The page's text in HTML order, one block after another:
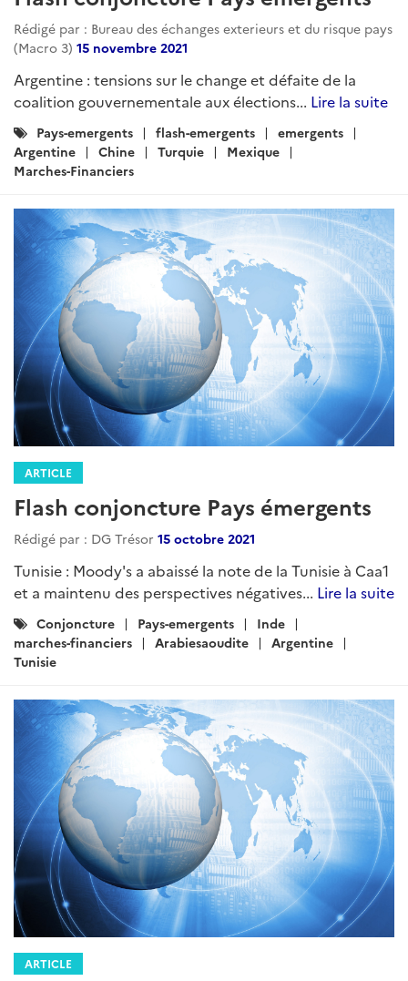
Rédigé par : Bureau des échanges exterieurs et du risque pays
(Macro 3) 15 novembre 2021
Argentine : tensions sur le change et défaite de la
coalition gouvernementale aux élections... Lire la suite
Catégories
:
Pays-emergents flash-emergents
emergents
Argentine
Chine Turquie
Mexique
Marches-Financiers
ARTICLE
Flash conjoncture Pays émergents
Rédigé par : DG Trésor 15 octobre 2021
Tunisie : Moody's a abaissé la note de la Tunisie à Caa1
et a maintenu des perspectives négatives... Lire la suite
Catégories
:
Conjoncture Pays-emergents
Inde
marches-financiers
Arabiesaoudite
Argentine
Tunisie
ARTICLE